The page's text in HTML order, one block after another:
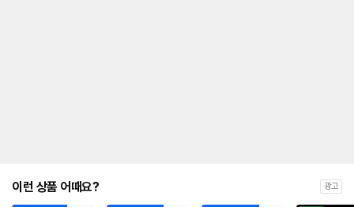
이런 상품 어때요? 광고